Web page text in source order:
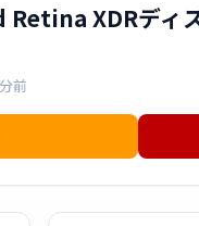
XDRディ
前